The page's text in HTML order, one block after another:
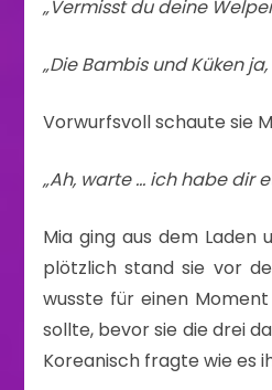
„Vermisst du deine
„Die Bambis und Küken
Vorwurfsvoll schaute sie
„Ah, warte … ich habe dir
Mia ging aus dem Laden
plötzlich stand sie vor
wusste für einen
sollte, bevor sie die drei
Koreanisch fragte wie es